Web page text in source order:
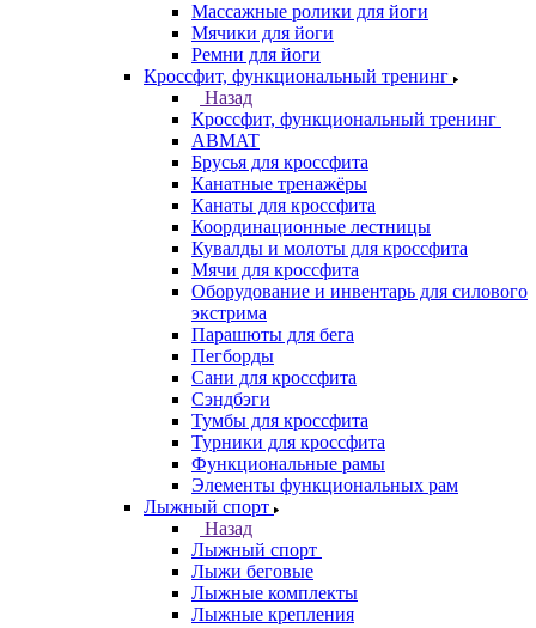
Массажные ролики для йоги
Мячики для йоги
Ремни для йоги
Кроссфит, функциональный тренинг
Назад
Кроссфит, функциональный тренинг
ABMAT
Брусья для кроссфита
Канатные тренажёры
Канаты для кроссфита
Координационные лестницы
Кувалды и молоты для кроссфита
Мячи для кроссфита
Оборудование и инвентарь для силового
экстрима
Парашюты для бега
Пегборды
Сани для кроссфита
Сэндбэги
Тумбы для кроссфита
Турники для кроссфита
Функциональные рамы
Элементы функциональных рам
Лыжный спорт
Назад
Лыжный спорт
Лыжи беговые
Лыжные комплекты
Лыжные крепления